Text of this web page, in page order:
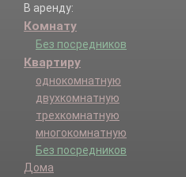
В аренду:
Комнату
Без посредников
Квартиру
однокомнатную
двухкомнатную
трехкомнатную
многокомнатную
Без посредников
Дома